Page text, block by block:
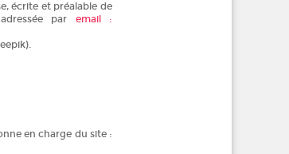
écrite et préalable de
par email :
en charge du site :